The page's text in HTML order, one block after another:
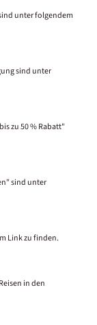
unter folgendem
sind unter
zu 50 % Rabatt"
sind unter
Link zu finden.
in den